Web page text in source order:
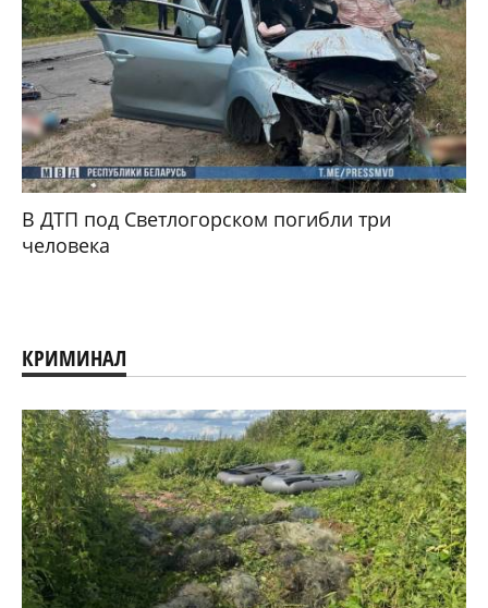
В ДТП под Светлогорском погибли три
человека
КРИМИНАЛ